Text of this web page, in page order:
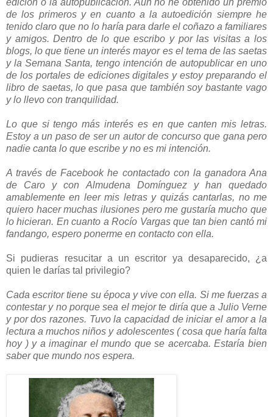
edición o la autopublicación. Aún no he obtenido un premio
de los primeros y en cuanto a la autoedición siempre he
tenido claro que no lo haría para darle el coñazo a familiares
y amigos. Dentro de lo que escribo y por las visitas a los
blogs, lo que tiene un interés mayor es el tema de las saetas
y la Semana Santa, tengo intención de autopublicar en uno
de los portales de ediciones digitales y estoy preparando el
libro de saetas, lo que pasa que también soy bastante vago
y lo llevo con tranquilidad.
Lo que si tengo más interés es en que canten mis letras.
Estoy a un paso de ser un autor de concurso que gana pero
nadie canta lo que escribe y no es mi intención.
A través de Facebook he contactado con la ganadora Ana
de Caro y con Almudena Domínguez y han quedado
amablemente en leer mis letras y quizás cantarlas, no me
quiero hacer muchas ilusiones pero me gustaría mucho que
lo hicieran. En cuanto a Rocío Vargas que tan bien cantó mi
fandango, espero ponerme en contacto con ella.
Si pudieras resucitar a un escritor ya desaparecido, ¿a
quien le darías tal privilegio?
Cada escritor tiene su época y vive con ella. Si me fuerzas a
contestar y no porque sea el mejor te diría que a Julio Verne
y por dos razones. Tuvo la capacidad de iniciar el amor a la
lectura a muchos niños y adolescentes ( cosa que haría falta
hoy ) y a imaginar el mundo que se acercaba. Estaría bien
saber que mundo nos espera.